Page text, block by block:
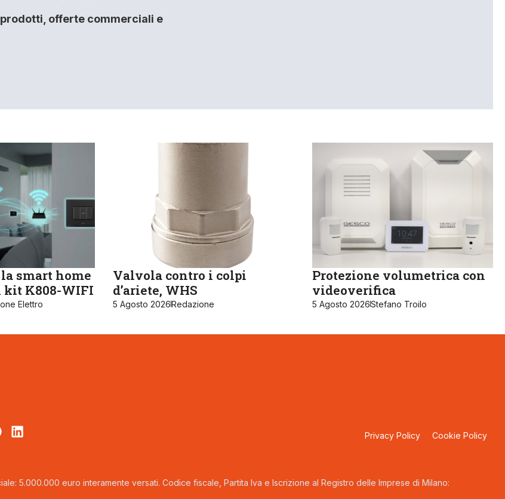
offerte commerciali e
smart home
kit K808-WIFI
Elettro
Valvola contro i colpi
d’ariete, WHS
5 Agosto 2026Redazione
Protezione volumetrica con
videoverifica
5 Agosto 2026Stefano Troilo
Privacy Policy Cookie Policy
5.000.000 euro interamente versati. Codice fiscale, Partita Iva e Iscrizione al Registro delle Imprese di Milano: